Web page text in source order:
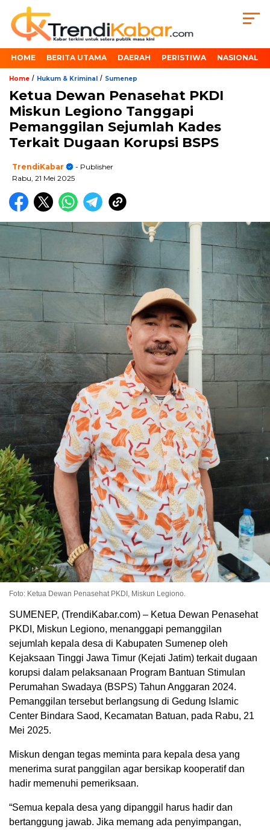
HOME BERITA UTAMA DAERAH PERISTIWA NASIONAL
Home / Hukum & Kriminal / Sumenep
Ketua Dewan Penasehat PKDI
Miskun Legiono Tanggapi
Pemanggilan Sejumlah Kades
Terkait Dugaan Korupsi BSPS
TrendiKabar
- Publisher
Rabu, 21 Mei 2025
Foto: Ketua Dewan Penasehat PKDI, Miskun Legiono.
SUMENEP, (TrendiKabar.com) – Ketua Dewan Penasehat
PKDI, Miskun Legiono, menanggapi pemanggilan
sejumlah kepala desa di Kabupaten Sumenep oleh
Kejaksaan Tinggi Jawa Timur (Kejati Jatim) terkait dugaan
korupsi dalam pelaksanaan Program Bantuan Stimulan
Perumahan Swadaya (BSPS) Tahun Anggaran 2024.
Pemanggilan tersebut berlangsung di Gedung Islamic
Center Bindara Saod, Kecamatan Batuan, pada Rabu, 21
Mei 2025.
Miskun dengan tegas meminta para kepala desa yang
menerima surat panggilan agar bersikap kooperatif dan
hadir memenuhi pemeriksaan.
“Semua kepala desa yang dipanggil harus hadir dan
bertanggung jawab. Jika memang ada penyimpangan,